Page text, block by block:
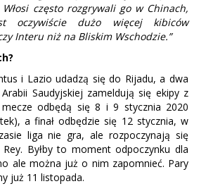
często rozgrywali go w Chinach,
oczywiście dużo więcej kibiców
Interu niż na Bliskim Wschodzie.”
i Lazio udadzą się do Rijadu, a dwa
Saudyjskiej zameldują się ekipy z
mecze odbędą się 8 i 9 stycznia 2020
a finał odbędzie się 12 stycznia, w
liga nie gra, ale rozpoczynają się
Byłby to moment odpoczynku dla
ale można już o nim zapomnieć. Pary
już 11 listopada.